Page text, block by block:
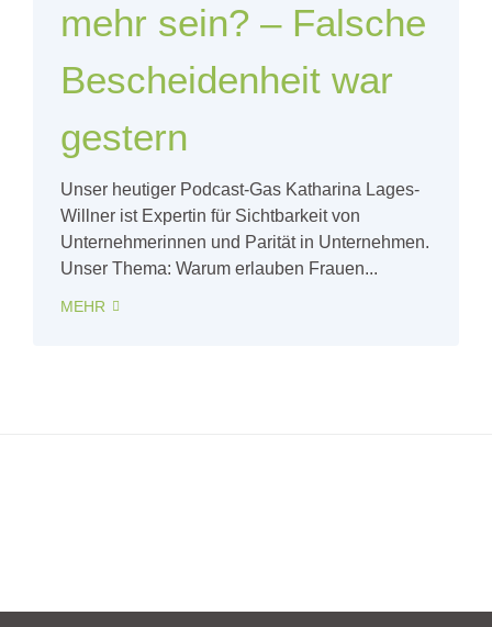
mehr sein? – Falsche
Bescheidenheit war
gestern
Unser heutiger Podcast-Gas Katharina Lages-
Willner ist Expertin für Sichtbarkeit von
Unternehmerinnen und Parität in Unternehmen.
Unser Thema: Warum erlauben Frauen...
MEHR